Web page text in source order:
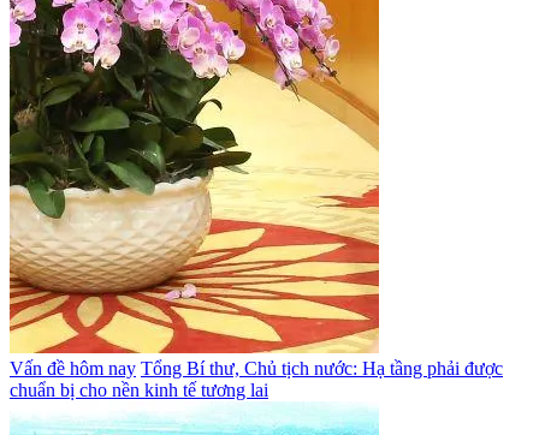
Vấn đề hôm nay Tổng Bí thư, Chủ tịch nước: Hạ tầng phải được
chuẩn bị cho nền kinh tế tương lai